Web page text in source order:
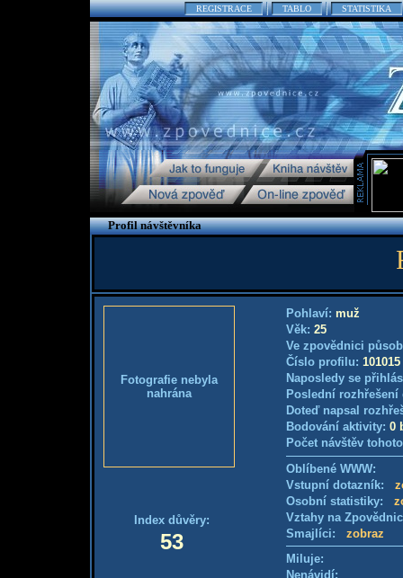
REGISTRACE TABLO STATISTIKA
Profil návštěvníka
Fotografie nebyla
nahrána
Index důvěry:
53
Pohlaví: muž
Věk: 25
Ve zpovědnici
Číslo profilu: 101015
Naposledy se
Poslední
Doteď napsal
Bodování aktivity: 0
Počet návštěv
Oblíbené WWW:
Vstupní dotazník:
Osobní statistiky:
Vztahy na
Smajlíci: zobraz
Miluje:
Nenávidí: